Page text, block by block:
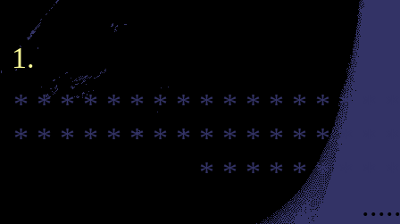
* * * * * * * * * * * * * * * *
* * * * * * * * * * * * * * * *
* * * * * * * *